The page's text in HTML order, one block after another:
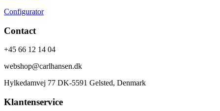
Configurator
Contact
+45 66 12 14 04
webshop@carlhansen.dk
Hylkedamvej 77 DK-5591 Gelsted, Denmark
Klantenservice